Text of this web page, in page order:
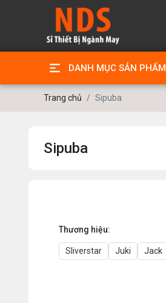
DANH MỤC SẢN PHẨM
Trang chủ Sipuba
Sipuba
Thương hiệu:
Sliverstar Juki Jack